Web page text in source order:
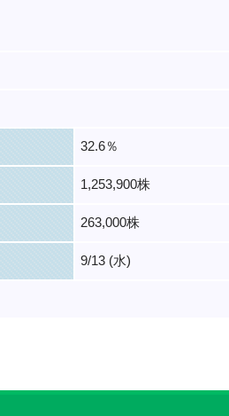
32.6％
1,253,900株
263,000株
9/13 (水)